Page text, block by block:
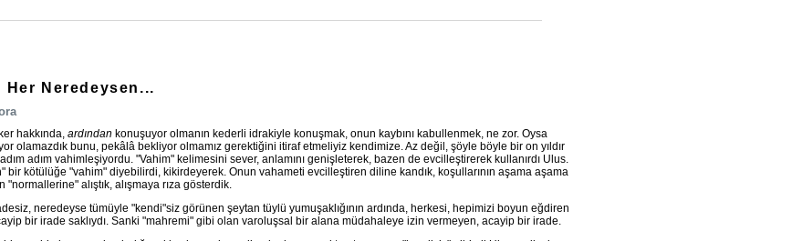
Her Neredeysen...
hakkında, ardından konuşuyor olmanın kederli idrakiyle konuşmak, onun kaybını kabullenmek, ne zor. Oysa
olamazdık bunu, pekâlâ bekliyor olmamız gerektiğini itiraf etmeliyiz kendimize. Az değil, şöyle böyle bir on yıldır
adım vahimleşiyordu. "Vahim" kelimesini sever, anlamını genişleterek, bazen de evcilleştirerek kullanırdı Ulus.
bir kötülüğe "vahim" diyebilirdi, kikirdeyerek. Onun vahameti evcilleştiren diline kandık, koşullarının aşama aşama
"normallerine" alıştık, alışmaya rıza gösterdik.
neredeyse tümüyle "kendi"siz görünen şeytan tüylü yumuşaklığının ardında, herkesi, hepimizi boyun eğdiren
bir irade saklıydı. Sanki "mahremi" gibi olan varoluşsal bir alana müdahaleye izin vermeyen, acayip bir irade.